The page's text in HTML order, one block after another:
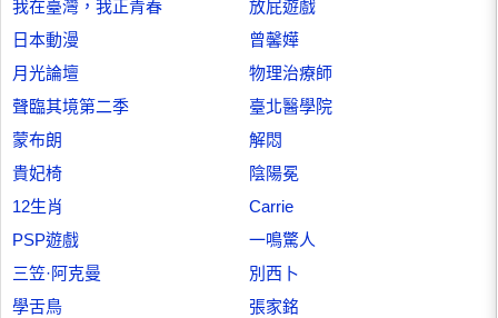
我在臺灣，我正青春
放屁遊戲
日本動漫
曾馨嬅
月光論壇
物理治療師
聲臨其境第二季
臺北醫學院
蒙布朗
解悶
貴妃椅
陰陽冕
12生肖
Carrie
PSP遊戲
一鳴驚人
三笠·阿克曼
別西卜
學舌鳥
張家銘